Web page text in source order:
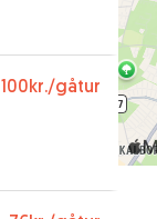
100kr./gåtur